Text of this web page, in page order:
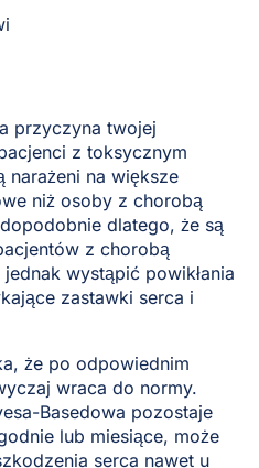
przyczyna twojej
z toksycznym
na większe
niż osoby z chorobą
dlatego, że są
z chorobą
wystąpić powikłania
zastawki serca i
że po odpowiednim
wraca do normy.
Basedowa pozostaje
lub miesiące, może
serca nawet u